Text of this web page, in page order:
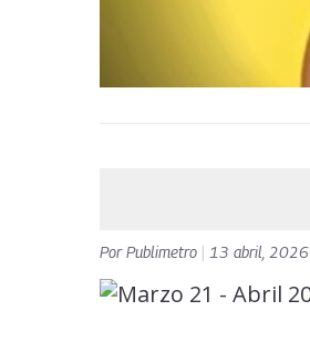
PorPublimetro 13 abril, 2026